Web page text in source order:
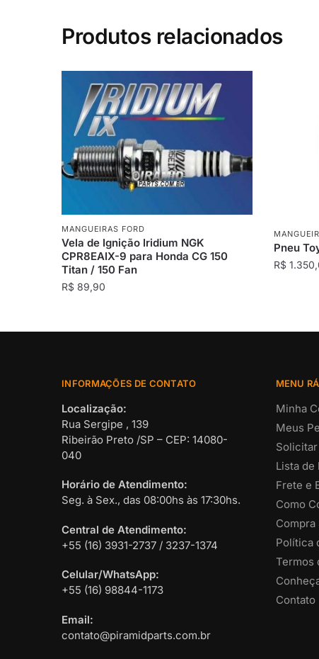
Produtos relacionados
MANGUEIRAS FORD
Vela de Ignição Iridium NGK
CPR8EAIX-9 para Honda CG 150
Titan / 150 Fan
R$ 89,90
Pneu
R$
INFORMAÇÕES DE CONTATO
Localização:
Rua Sergipe , 139
Ribeirão Preto /SP – CEP: 14080-
040
Horário de Atendimento:
Seg. à Sex., das 08:00hs às 17:30hs.
Central de Atendimento:
+55 (16) 3931-2737 / 3237-1374
Celular/WhatsApp:
+55 (16) 98844-1173
Email:
contato@piramidparts.com.br
MENU
Minha
Meus
Lista de
Frete e
Como
Compra
Política
Termos
Contato